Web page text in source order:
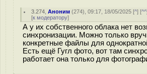
3.274 ,Аноним (274), 09:17, 18/05/2025 [^] [^^
[к модератору]
А у их собственного облака нет
синхронизации. Можно только
конкретные файлы для
Есть ещё Гугл фото, вот там
работает она только для